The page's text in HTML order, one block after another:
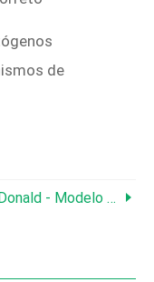
de
4110000258 - Frascos De Vidro Brut